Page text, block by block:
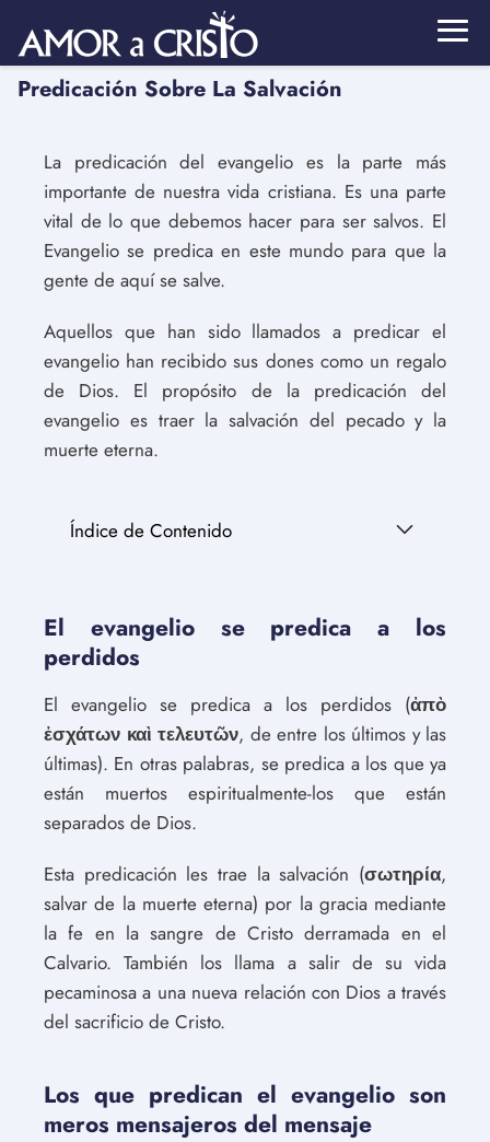
Predicación Sobre La Salvación
La predicación del evangelio es la parte más
importante de nuestra vida cristiana. Es una parte
vital de lo que debemos hacer para ser salvos. El
Evangelio se predica en este mundo para que la
gente de aquí se salve.
Aquellos que han sido llamados a predicar el
evangelio han recibido sus dones como un regalo
de Dios. El propósito de la predicación del
evangelio es traer la salvación del pecado y la
muerte eterna.
Índice de Contenido
El evangelio se predica a los
perdidos
El evangelio se predica a los perdidos (ἀπὸ
ἐσχάτων καὶ τελευτῶν, de entre los últimos y las
últimas). En otras palabras, se predica a los que ya
están muertos espiritualmente-los que están
separados de Dios.
Esta predicación les trae la salvación (σωτηρία,
salvar de la muerte eterna) por la gracia mediante
la fe en la sangre de Cristo derramada en el
Calvario. También los llama a salir de su vida
pecaminosa a una nueva relación con Dios a través
del sacrificio de Cristo.
Los que predican el evangelio son
meros mensajeros del mensaje